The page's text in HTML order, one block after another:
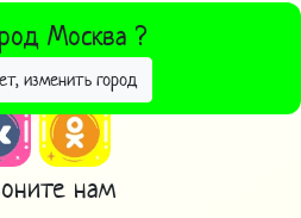
Москва ?
изменить город
ДРУГОЙ ГОРОД
нам